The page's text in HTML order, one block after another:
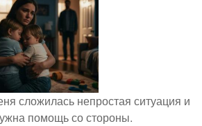
сложилась непростая ситуация и
помощь со стороны.